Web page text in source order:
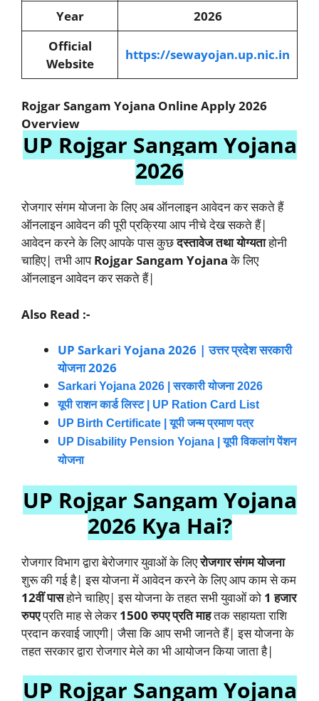
Year
2026
Official
Website
https://sewayojan.up.nic.in
Rojgar Sangam Yojana Online Apply 2026
Overview
UP Rojgar Sangam Yojana
2026
रोजगार संगम योजना के लिए अब ऑनलाइन आवेदन कर सकते हैं
ऑनलाइन आवेदन की पूरी प्रक्रिया आप नीचे देख सकते हैं|
आवेदन करने के लिए आपके पास कुछदस्तावेज तथा योग्यताहोनी
चाहिए| तभी आपRojgar Sangam Yojanaके लिए
ऑनलाइन आवेदन कर सकते हैं|
Also Read :-
UP Sarkari Yojana 2026 | उत्तर प्रदेश सरकारी
योजना 2026
Sarkari Yojana 2026 | सरकारी योजना 2026
यूपी राशन कार्ड लिस्ट | UP Ration Card List
UP Birth Certificate | यूपी जन्म प्रमाण पत्र
UP Disability Pension Yojana | यूपी विकलांग पेंशन
योजना
UP Rojgar Sangam Yojana
2026 Kya Hai?
रोजगार विभाग द्वारा बेरोजगार युवाओं के लिएरोजगार संगम योजना
शुरू की गई है| इस योजना में आवेदन करने के लिए आप काम से कम
12वीं पासहोने चाहिए| इस योजना के तहत सभी युवाओं को 1 हजार
रुपएप्रति माह से लेकर1500 रुपए प्रति माहतक सहायता राशि
प्रदान करवाई जाएगी| जैसा कि आप सभी जानते हैं| इस योजना के
तहत सरकार द्वारा रोजगार मेले का भी आयोजन किया जाता है|
UP Rojgar Sangam Yojana